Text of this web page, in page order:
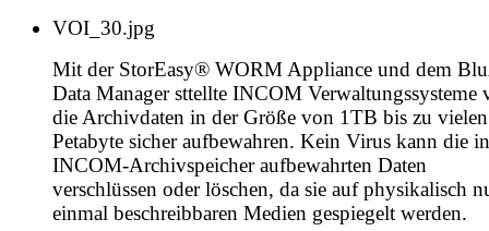
VOI_30.jpg
Mit der StorEasy® WORM Appliance und dem
Data Manager sttellte INCOM Verwaltungssysteme
die Archivdaten in der Größe von 1TB bis zu vielen
Petabyte sicher aufbewahren. Kein Virus kann die in
INCOM-Archivspeicher aufbewahrten Daten
verschlüssen oder löschen, da sie auf physikalisch
einmal beschreibbaren Medien gespiegelt werden.